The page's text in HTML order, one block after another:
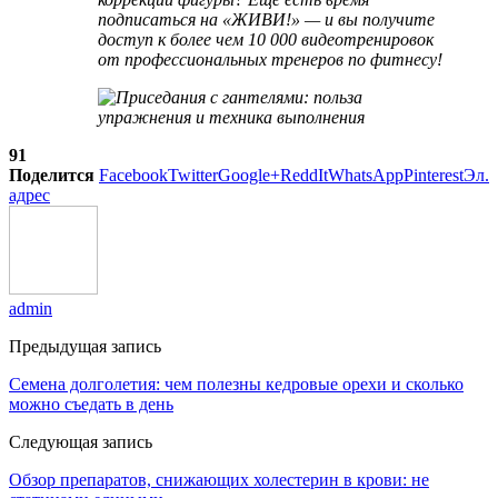
подписаться на «ЖИВИ!» — и вы получите
доступ к более чем 10 000 видеотренировок
от профессиональных тренеров по фитнесу!
91
Поделится FacebookTwitterGoogle+ReddItWhatsAppPinterestЭл.
адрес
admin
Предыдущая запись
Семена долголетия: чем полезны кедровые орехи и сколько
можно съедать в день
Следующая запись
Обзор препаратов, снижающих холестерин в крови: не